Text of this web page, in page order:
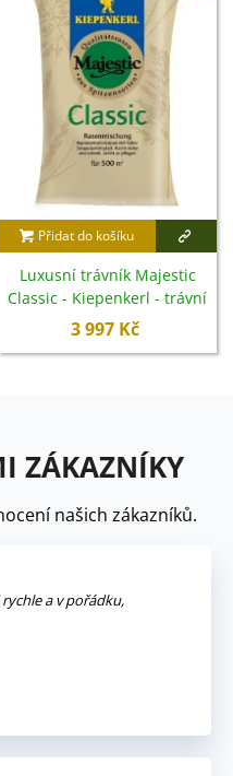
Přidat do košíku
Luxusní trávník Majestic
Classic - Kiepenkerl - trávní
směs - 10 kg
3 997 Kč
ZÁKAZNÍKY
našich zákazníků.
a v pořádku,